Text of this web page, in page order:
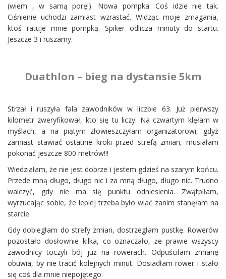
(wiem , w samą porę!). Nowa pompka. Coś idzie nie tak.
Ciśnienie uchodzi zamiast wzrastać. Widząc moje zmagania,
ktoś ratuje mnie pompką. Spiker odlicza minuty do startu.
Jeszcze 3 i ruszamy.
Duathlon – bieg na dystansie 5km
Strzał i ruszyła fala zawodników w liczbie 63. Już pierwszy
kilometr zweryfikował, kto się tu liczy. Na czwartym klęłam w
myślach, a na piątym złowieszczyłam organizatorowi, gdyż
zamiast stawiać ostatnie kroki przed strefą zmian, musiałam
pokonać jeszcze 800 metrów!!!
Wiedziałam, że nie jest dobrze i jestem gdzieś na szarym końcu.
Przede mną długo, długo nic i za mną długo, długo nic. Trudno
walczyć, gdy nie ma się punktu odniesienia. Zwątpiłam,
wyrzucając sobie, że lepiej trzeba było wiać zanim stanęłam na
starcie.
Gdy dobiegłam do strefy zmian, dostrzegłam pustkę. Rowerów
pozostało dosłownie kilka, co oznaczało, że prawie wszyscy
zawodnicy toczyli bój już na rowerach. Odpuściłam zmianę
obuwia, by nie tracić kolejnych minut. Dosiadłam rower i stało
się coś dla mnie niepojętego.